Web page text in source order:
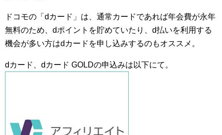
ドコモの「dカード」は、通常カードであれば年会費が永年
無料のため、dポイントを貯めていたり、d払いを利用する
機会が多い方はdカードを申し込みするのもオススメ。
dカード、dカード GOLDの申込みは以下にて。